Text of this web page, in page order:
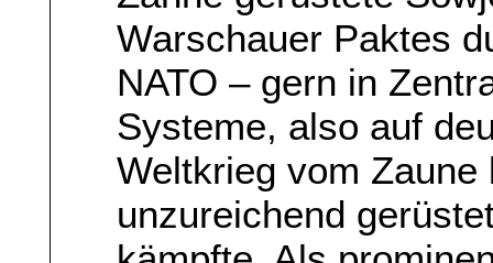
Warschauer Paktes
NATO – gern in
Systeme, also auf
Weltkrieg vom
unzureichend